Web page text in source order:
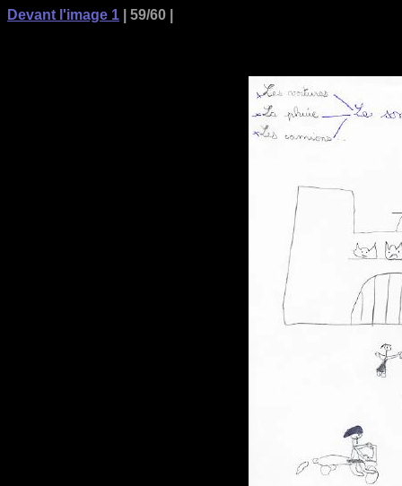
Devant l'image 1 | 59/60 |